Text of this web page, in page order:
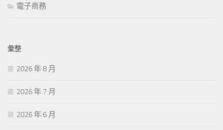
電子商務
彙整
2026 年 8 月
2026 年 7 月
2026 年 6 月